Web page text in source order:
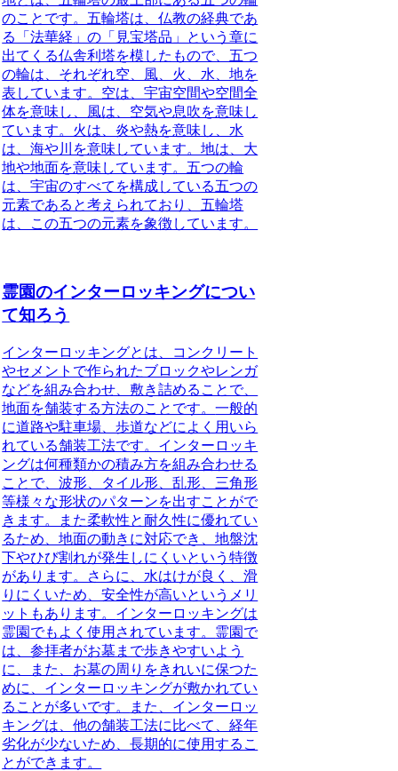
のことです。五輪塔は、仏教の経典であ
る「法華経」の「見宝塔品」という章に
出てくる仏舎利塔を模したもので、五つ
の輪は、それぞれ空、風、火、水、地を
表しています。空は、宇宙空間や空間全
体を意味し、風は、空気や息吹を意味し
ています。火は、炎や熱を意味し、水
は、海や川を意味しています。地は、大
地や地面を意味しています。五つの輪
は、宇宙のすべてを構成している五つの
元素であると考えられており、五輪塔
は、この五つの元素を象徴しています。
霊園のインターロッキングについ
て知ろう
インターロッキングとは、コンクリート
やセメントで作られたブロックやレンガ
などを組み合わせ、敷き詰めることで、
地面を舗装する方法のことです。一般的
に道路や駐車場、歩道などによく用いら
れている舗装工法です。インターロッキ
ングは何種類かの積み方を組み合わせる
ことで、波形、タイル形、乱形、三角形
等様々な形状のパターンを出すことがで
きます。また柔軟性と耐久性に優れてい
るため、地面の動きに対応でき、地盤沈
下やひび割れが発生しにくいという特徴
があります。さらに、水はけが良く、滑
りにくいため、安全性が高いというメリ
ットもあります。 インターロッキングは
霊園でもよく使用されています。 霊園で
は、参拝者がお墓まで歩きやすいよう
に、また、お墓の周りをきれいに保つた
めに、インターロッキングが敷かれてい
ることが多いです。
また、インターロッ
キングは、他の舗装工法に比べて、経年
劣化が少ないため、長期的に使用するこ
とができます。